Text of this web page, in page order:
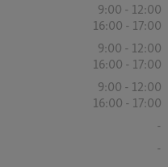
9:00 - 12:00
16:00 - 17:00
9:00 - 12:00
16:00 - 17:00
9:00 - 12:00
16:00 - 17:00
-
-